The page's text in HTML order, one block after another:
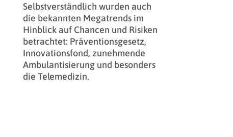
Selbstverständlich wurden auch
die bekannten Megatrends im
Hinblick auf Chancen und Risiken
betrachtet: Präventionsgesetz,
Innovationsfond, zunehmende
Ambulantisierung und besonders
die Telemedizin.